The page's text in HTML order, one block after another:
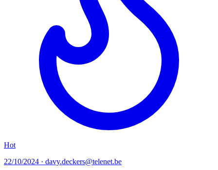
Hot
22/10/2024 · davy.deckers@telenet.be